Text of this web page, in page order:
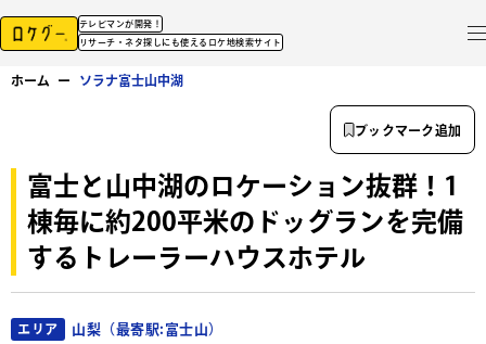
テレビマンが開発！
リサーチ・ネタ探しにも使えるロケ地検索サイト
ホーム ー ソラナ富士山中湖
富士と山中湖のロケーション抜群！1
棟毎に約200平米のドッグランを完備
するトレーラーハウスホテル
エリア 山梨（最寄駅:富士山）
ブックマーク追加